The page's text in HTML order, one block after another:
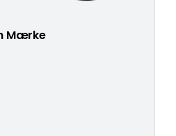
Mærke